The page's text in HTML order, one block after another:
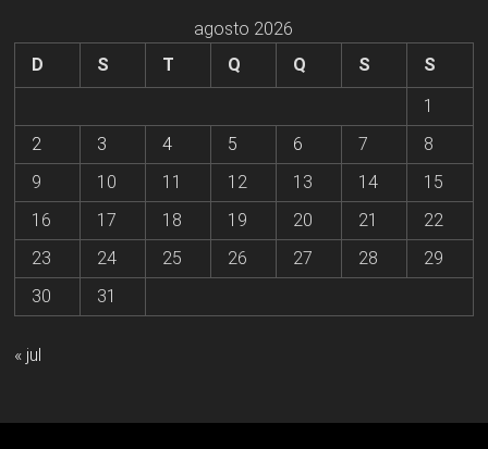
agosto 2026
D
S T Q Q S
S
1
2
3 4 5 6 7
8
9
10 11 12 13 14
15
16
17 18 19 20 21
22
23
24 25 26 27 28
29
30
31
« jul